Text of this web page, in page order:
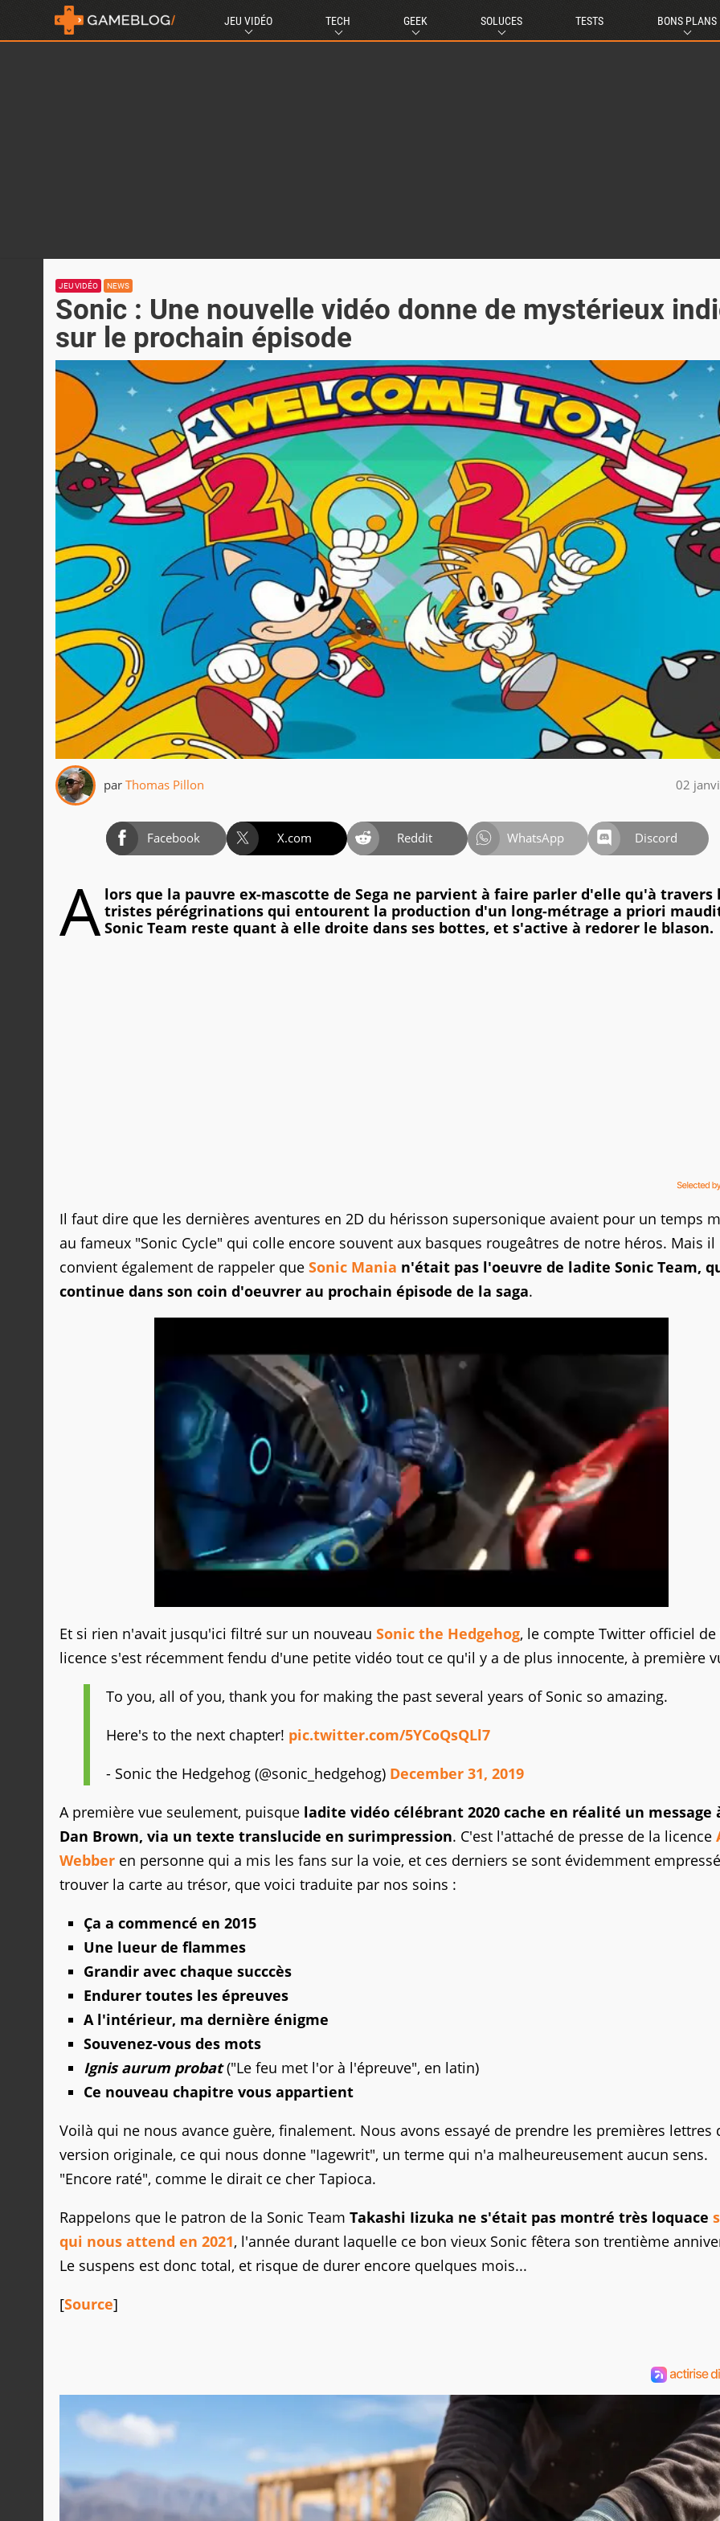
JEU VIDÉO TECH GEEK SOLUCES TESTS BONS PLANS
JEU VIDÉO NEWS
Sonic : Une nouvelle vidéo donne de mystérieux
sur le prochain épisode
par Thomas Pillon 02
Facebook X.com Reddit WhatsApp Discord
A lors que la pauvre ex-mascotte de Sega ne parvient à faire parler d'elle qu'à travers
tristes pérégrinations qui entourent la production d'un long-métrage a priori
Sonic Team reste quant à elle droite dans ses bottes, et s'active à redorer le blason.
Il faut dire que les dernières aventures en 2D du hérisson supersonique avaient pour un temps
au fameux "Sonic Cycle" qui colle encore souvent aux basques rougeâtres de notre héros. Mais il
convient également de rappeler que Sonic Mania n'était pas l'oeuvre de ladite Sonic Team,
continue dans son coin d'oeuvrer au prochain épisode de la saga.
Et si rien n'avait jusqu'ici filtré sur un nouveau Sonic the Hedgehog, le compte Twitter officiel de
licence s'est récemment fendu d'une petite vidéo tout ce qu'il y a de plus innocente, à première
To you, all of you, thank you for making the past several years of Sonic so amazing.
Here's to the next chapter! pic.twitter.com/5YCoQsQLl7
- Sonic the Hedgehog (@sonic_hedgehog) December 31, 2019
A première vue seulement, puisque ladite vidéo célébrant 2020 cache en réalité un message
Dan Brown, via un texte translucide en surimpression. C'est l'attaché de presse de la licence
Webber en personne qui a mis les fans sur la voie, et ces derniers se sont évidemment
trouver la carte au trésor, que voici traduite par nos soins :
Ça a commencé en 2015
Une lueur de flammes
Grandir avec chaque succcès
Endurer toutes les épreuves
A l'intérieur, ma dernière énigme
Souvenez-vous des mots
Ignis aurum probat ("Le feu met l'or à l'épreuve", en latin)
Ce nouveau chapitre vous appartient
Voilà qui ne nous avance guère, finalement. Nous avons essayé de prendre les premières lettres
version originale, ce qui nous donne "Iagewrit", un terme qui n'a malheureusement aucun sens.
"Encore raté", comme le dirait ce cher Tapioca.
Rappelons que le patron de la Sonic Team Takashi Iizuka ne s'était pas montré très loquace
qui nous attend en 2021, l'année durant laquelle ce bon vieux Sonic fêtera son trentième
Le suspens est donc total, et risque de durer encore quelques mois...
[Source]